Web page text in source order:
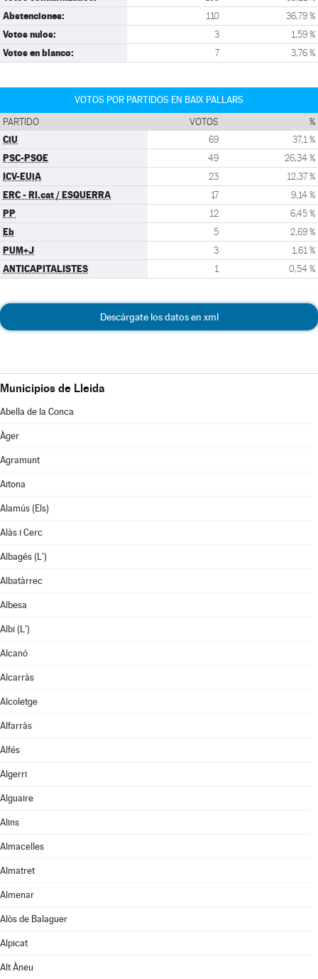
Abstenciones: 110 36,79 %
Votos nulos: 3 1,59 %
Votos en blanco: 7 3,76 %
VOTOS POR PARTIDOS EN BAIX PALLARS
PARTIDO VOTOS %
CiU 69 37,1 %
PSC-PSOE 49 26,34 %
ICV-EUiA 23 12,37 %
ERC - RI.cat / ESQUERRA 17 9,14 %
PP 12 6,45 %
Eb 5 2,69 %
PUM+J 3 1,61 %
ANTICAPITALISTES 1 0,54 %
Descárgate los datos en xml
Municipios de Lleida
Abella de la Conca
Àger
Agramunt
Aitona
Alamús (Els)
Alàs i Cerc
Albagés (L')
Albatàrrec
Albesa
Albi (L')
Alcanó
Alcarràs
Alcoletge
Alfarràs
Alfés
Algerri
Alguaire
Alins
Almacelles
Almatret
Almenar
Alòs de Balaguer
Alpicat
Alt Àneu